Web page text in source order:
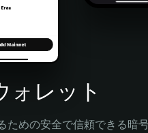
ォレット
ための安全で信頼できる暗